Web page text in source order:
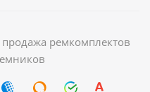
ремкомплектов